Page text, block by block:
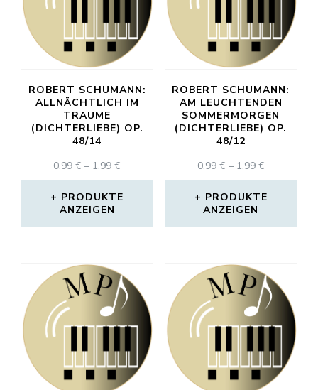
ROBERT SCHUMANN:
ALLNÄCHTLICH IM
TRAUME
(DICHTERLIEBE) OP.
48/14
0,99€ – 1,99€PREISSPANNE:
0,99 €
BIS
PRODUKTE
ANZEIGEN
ROBERT SCHUMANN:
AM LEUCHTENDEN
SOMMERMORGEN
(DICHTERLIEBE) OP.
48/12
0,99 € – 1,99 €
0,99 €
BIS
PRODUKTE
ANZEIGEN